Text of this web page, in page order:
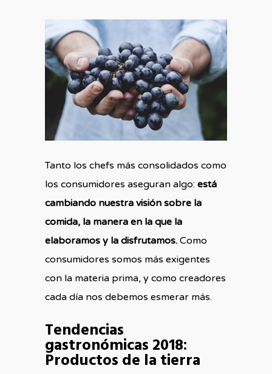
Tanto los chefs más consolidados como
los consumidores aseguran algo: está
cambiando nuestra visión sobre la
comida, la manera en la que la
elaboramos y la disfrutamos. Como
consumidores somos más exigentes
con la materia prima, y como creadores
cada día nos debemos esmerar más.
Tendencias
gastronómicas 2018:
Productos de la tierra